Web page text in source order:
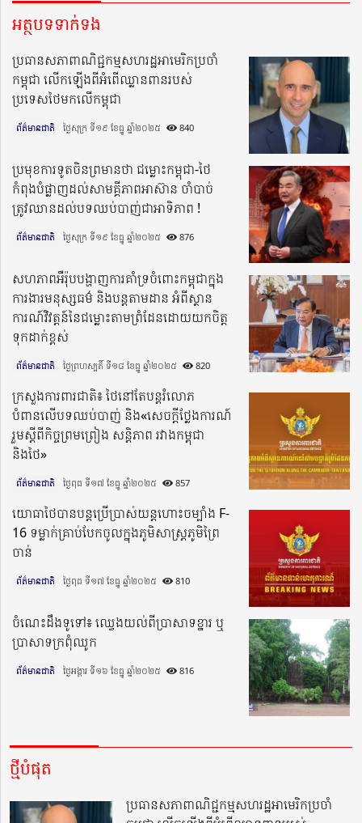
អត្ថបទទាក់ទង
ប្រធានសភាពាណិជ្ជកម្មសហរដ្ឋអាមេរិកប្រចាំ
កម្ពុជា លើកឡើងពីអំពើឈ្លានពានរបស់
ប្រទេសថៃមកលើកម្ពុជា
ព័ត៌មានជាតិ ថ្ងៃសុក្រ ទី១៩ ខែធ្នូ ឆ្នាំ២០២៥​ 840
ប្រមុខការទូតចិនព្រមានថា ជម្លោះកម្ពុជា-ថៃ
កំពុងបំផ្លាញដល់សាមគ្គីភាពអាស៊ាន ចាំបាច់
ត្រូវឈានដល់បទឈប់បាញ់ជាអាទិភាព !
ព័ត៌មានជាតិ ថ្ងៃសុក្រ ទី១៩ ខែធ្នូ ឆ្នាំ២០២៥​ 876
សហភាពអឺរ៉ុបបង្ហាញការគាំទ្រចំពោះកម្ពុជាក្នុង
ការងារមនុស្សធម៌ និងបន្តតាមដាន អំពីស្ថាន
ការណ៍វិវត្តន៍នៃជម្លោះតាមព្រំដែនដោយយកចិត្ត
ទុកដាក់ខ្ពស់
ព័ត៌មានជាតិ ថ្ងៃព្រហស្បតិ៍ ទី១៨ ខែធ្នូ ឆ្នាំ២០២៥​ 820
ក្រសួងការពារជាតិ៖ ថៃនៅតែបន្តរំលោភ
បំពានលើបទឈប់បាញ់ និង«សេចក្តីថ្លែងការណ៍
រួមស្តីពីកិច្ចព្រមព្រៀង សន្តិភាព រវាងកម្ពុជា
និងថៃ»
ព័ត៌មានជាតិ ថ្ងៃពុធ ទី១៧ ខែធ្នូ ឆ្នាំ២០២៥​ 857
យោធាថៃបានបន្តប្រើប្រាស់យន្តហោះចម្បាំង F-
16 ទម្លាក់គ្រាប់បែកចូលក្នុងភូមិសាស្ត្រភូមិព្រៃ
ចាន់
ព័ត៌មានជាតិ ថ្ងៃពុធ ទី១៧ ខែធ្នូ ឆ្នាំ២០២៥​ 810
ចំណេះដឹងទូទៅ៖ ឈ្វេងយល់ពីប្រាសាទខ្នារ ឬ
ប្រាសាទក្រពុំឈូក
ព័ត៌មានជាតិ ថ្ងៃអង្គារ ទី១៦ ខែធ្នូ ឆ្នាំ២០២៥​ 816
ថ្មីបំផុត
ប្រធានសភាពាណិជ្ជកម្មសហរដ្ឋអាមេរិកប្រចាំ